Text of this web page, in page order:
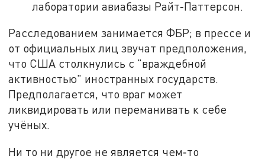
лаборатории авиабазы Райт‑Паттерсон.
Расследованием занимается ФБР; в прессе и
от официальных лиц звучат предположения,
что США столкнулись с "враждебной
активностью" иностранных государств.
Предполагается, что враг может
ликвидировать или переманивать к себе
учёных.
Ни то ни другое не является чем‑то